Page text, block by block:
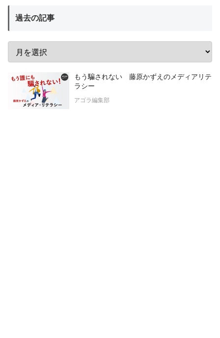
過去の記事
もう騙されない 藤原かずえのメディアリテ
ラシー
アゴラ編集部